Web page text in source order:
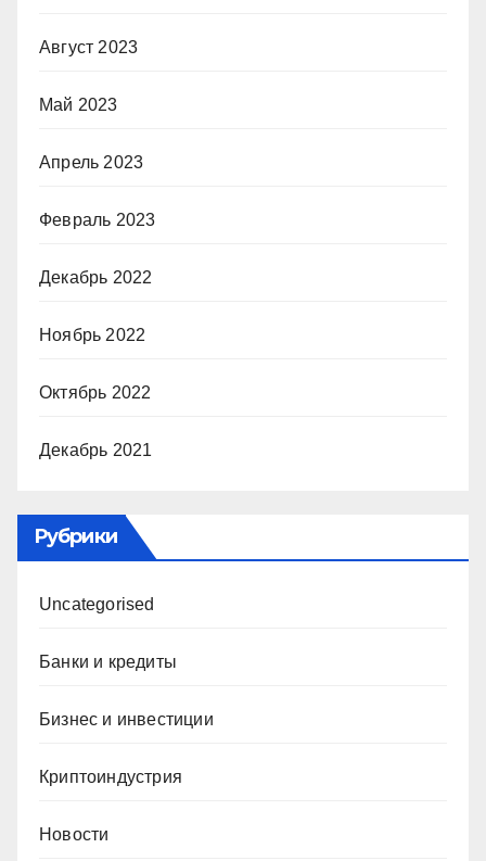
Август 2023
Май 2023
Апрель 2023
Февраль 2023
Декабрь 2022
Ноябрь 2022
Октябрь 2022
Декабрь 2021
Рубрики
Uncategorised
Банки и кредиты
Бизнес и инвестиции
Криптоиндустрия
Новости